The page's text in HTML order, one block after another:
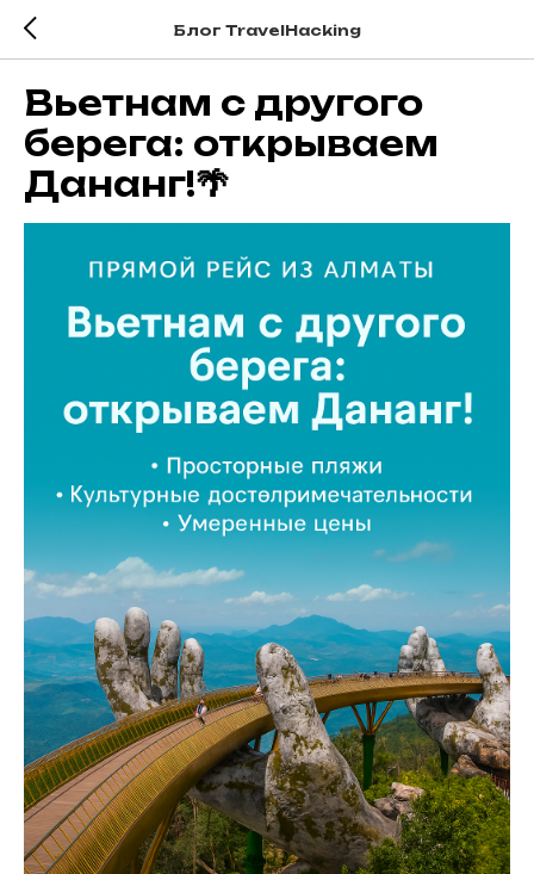
Блог TravelHacking
Вьетнам с другого
берега: открываем
Дананг!🌴